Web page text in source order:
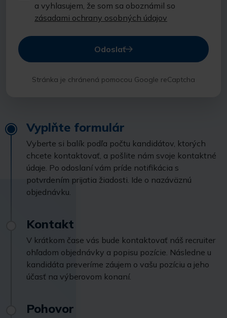
a vyhlasujem, že som sa oboznámil so
zásadami ochrany osobných údajov
Odoslať
Stránka je chránená pomocou Google reCaptcha
Vyplňte formulár
Vyberte si balík podľa počtu kandidátov, ktorých
chcete kontaktovať, a pošlite nám svoje kontaktné
údaje. Po odoslaní vám príde notifikácia s
potvrdením prijatia žiadosti. Ide o nazáväznú
objednávku.
Kontakt
V krátkom čase vás bude kontaktovať náš recruiter
ohľadom objednávky a popisu pozície. Následne u
kandidáta preveríme záujem o vašu pozíciu a jeho
účasť na výberovom konaní.
Pohovor